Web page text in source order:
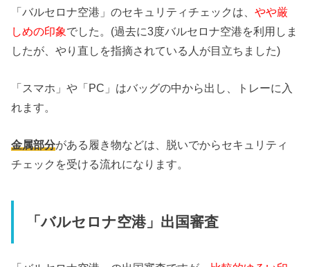
「バルセロナ空港」のセキュリティチェックは、やや厳
しめの印象でした。(過去に3度バルセロナ空港を利用しま
したが、やり直しを指摘されている人が目立ちました)
「スマホ」や「PC」はバッグの中から出し、トレーに入
れます。
金属部分がある履き物などは、脱いでからセキュリティ
チェックを受ける流れになります。
「バルセロナ空港」出国審査